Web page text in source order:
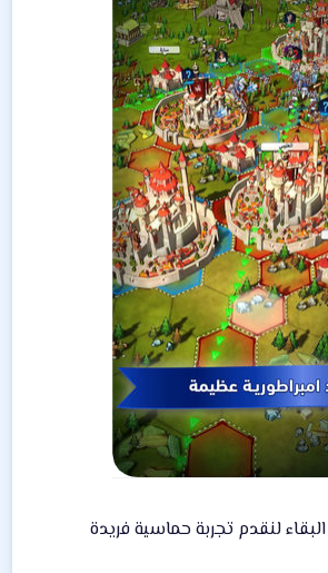
لنقدم تجربة حماسية فريدة